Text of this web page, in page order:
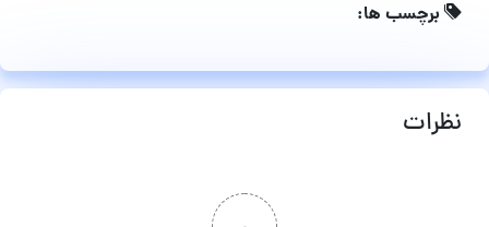
برچسب ها:
نظرات